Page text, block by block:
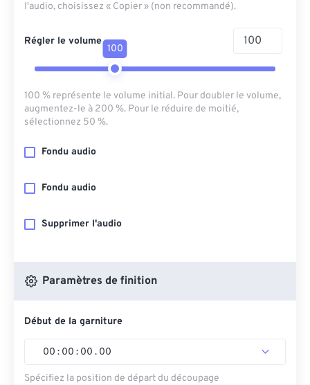
l'audio, choisissez « Copier » (non recommandé).
Régler le volume
100
100 % représente le volume initial. Pour doubler le volume,
augmentez-le à 200 %. Pour le réduire de moitié,
sélectionnez 50 %.
Fondu audio
Fondu audio
Supprimer l'audio
Paramètres de finition
Début de la garniture
00 : 00 : 00 . 00
Spécifiez la position de départ du découpage